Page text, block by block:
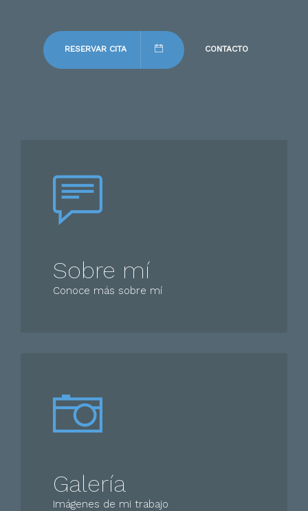
RESERVAR CITA CONTACTO
Sobre mí
Conoce más sobre mí
Galería
Imágenes de mi trabajo